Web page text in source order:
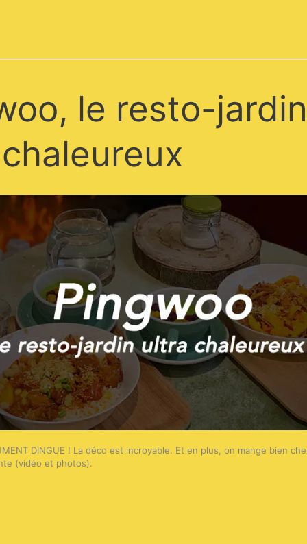
le resto-jardin
DINGUE ! La déco est incroyable. Et en plus, on mange bien
(vidéo et photos).